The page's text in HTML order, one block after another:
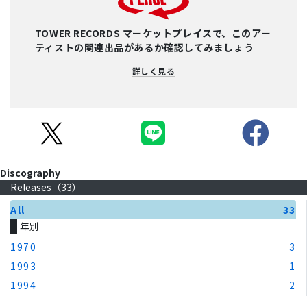
TOWER RECORDS マーケットプレイスで、このアー
ティストの関連出品があるか確認してみましょう
詳しく見る
Discography
Releases（33）
All
33
年別
1970
3
1993
1
1994
2